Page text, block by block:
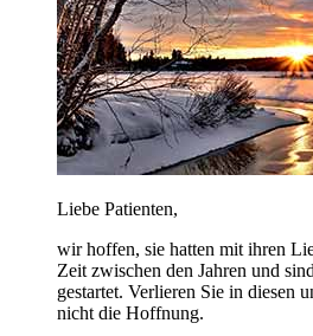
Liebe Patienten,
wir hoffen, sie hatten mit ihren
Zeit zwischen den Jahren und
gestartet. Verlieren Sie in diesen
nicht die Hoffnung.